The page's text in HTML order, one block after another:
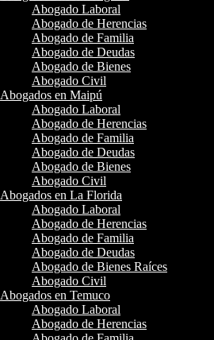
Abogado Laboral
Abogado de Herencias
Abogado de Familia
Abogado de Deudas
Abogado de Bienes
Abogado Civil
Abogados en Maipú
Abogado Laboral
Abogado de Herencias
Abogado de Familia
Abogado de Deudas
Abogado de Bienes
Abogado Civil
Abogados en La Florida
Abogado Laboral
Abogado de Herencias
Abogado de Familia
Abogado de Deudas
Abogado de Bienes Raíces
Abogado Civil
Abogados en Temuco
Abogado Laboral
Abogado de Herencias